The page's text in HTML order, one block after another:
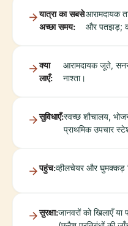
यात्रा का सबसे
अच्छा समय:
आरामदायक
और पतझड़;
क्या
लाएँ:
आरामदायक जूते,
नाश्ता।
सुविधाएँ:स्वच्छ शौचालय,
प्राथमिक उपचार
पहुंच:व्हीलचेयर और घुमक्कड़
सुरक्षा:जानवरों को खिलाएँ